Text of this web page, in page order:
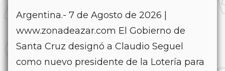
Argentina.- 7 de Agosto de 2026 |
www.zonadeazar.com El Gobierno de
Santa Cruz designó a Claudio Seguel
como nuevo presidente de la Lotería para